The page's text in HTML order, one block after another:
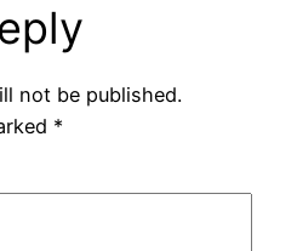
not be published.
*